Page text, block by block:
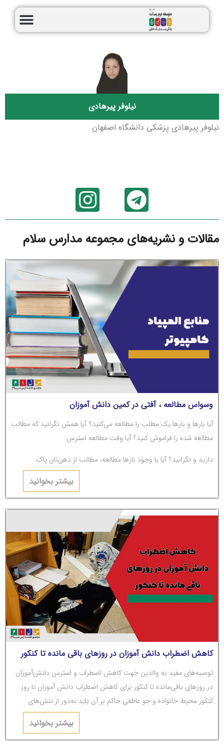
نیلوفر پیرهادی
نیلوفر پیرهادی پزشکی دانشگاه اصفهان
مقالات و نشریه‌های مجموعه مدارس سلام
وسواس مطالعه ، آفتی در کمین دانش آموزان
آیا بارها و بارها یک مطلب را مطالعه می‌کنید؟ آیا همش نگرانید که مطالب
مطالعه شده را فراموش کنید؟ آیا وقت مطالعه استرس
دارید و نگرانید؟ آیا با وجود بارها مطالعه، مطالب از ذهن‌تان پاک
می‌شوند؟ اگر جواب‌تان مثبت است، باید بگوییم شما دچار
بیشتر بخوانید
کاهش اضطراب دانش آموزان در روزهای باقی مانده تا کنکور
توصیه‌های مفید به والدین جهت کاهش اضطراب و استرس دانش‌آموزان
در روزهای باقی‌مانده تا کنکور برای کاهش اضطراب دانش آموزان تا روز
کنکور محیط خانواده و جو عاطفی حاکم بر آن باید به‌دور از تنش‌های
بیشتر بخوانید